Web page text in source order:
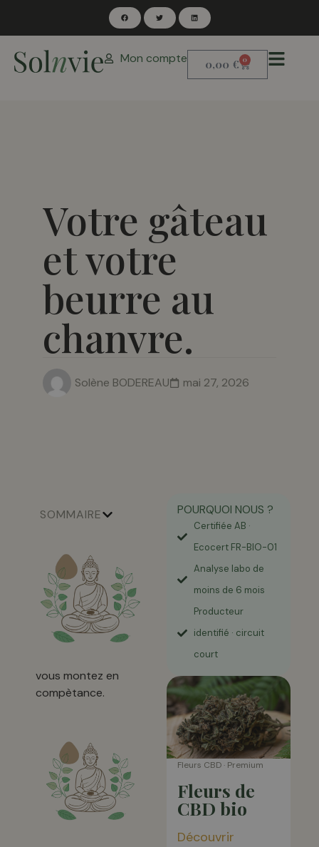
Mon compte 0,00 € 0
Votre gâteau
et votre
beurre au
chanvre.
Solène BODEREAU mai 27, 2026
SOMMAIRE
vous montez en
compètance.
POURQUOI NOUS ?
Certifiée AB ·
Ecocert FR-BIO-01
Analyse labo de
moins de 6 mois
Producteur
identifié · circuit
court
Fleurs CBD · Premium
Fleurs de
CBD bio
Découvrir